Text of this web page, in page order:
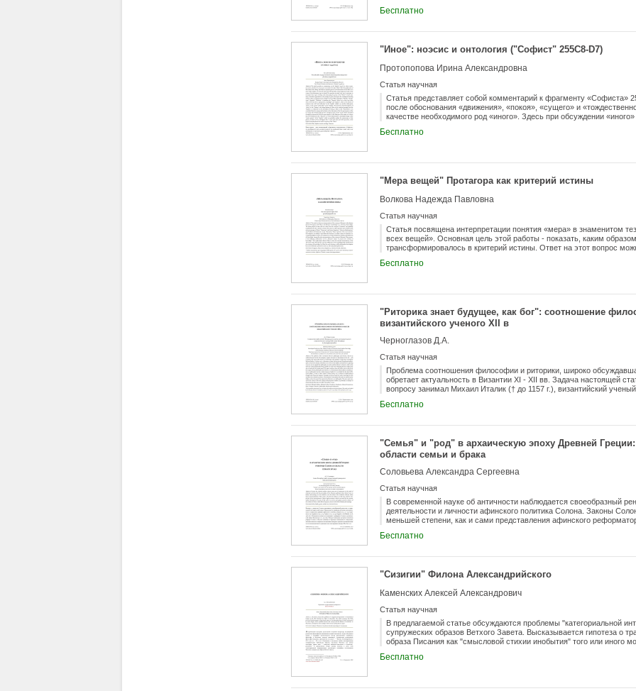
контексте античной философской литературы, задача которой -
философ. Прежде всего, это касается таких вопросов, как
дискуссий о классах душ, получивших развитие в последующем
Бесплатно
"Иное": ноэсис и онтология ("Софист" 255C8-D7)
Протопопова Ирина Александровна
Статья научная
Статья представляет собой комментарий к фрагменту «Софиста»
после обоснования «движения», «покоя», «сущего» и
качестве необходимого род «иного». Здесь при обсуждении
Ставится вопрос, зачем понадобилось вводить эти виды сущего
«Государств», «Филеб»). Обращение к диалогу «Тимей» позволяет
«Софисте» (266a8-с4), а третий род, «хора», с «природой иного»
подкрепляется описанием сущего как «иного» в «Пармениде».
ноэтического целого, описанного взаимодействием великой
что космическая душа в «Тимее» является «объемным»
«Софиста», чем и можно, вероятно, объяснить не нужное на первый
эйдосов τὰ αὐτὰ καθ' αὑτά и τὰ δὲ πρὸς ἄλλα в логическое
Бесплатно
"Мера вещей" Протагора как критерий истины
Волкова Надежда Павловна
Статья научная
Статья посвящена интерпретации понятия «мера» в знаменитом
всех вещей». Основная цель этой работы - показать, каким
трансформировалось в критерий истины. Ответ на этот вопрос
представляет так называемую «тайную доктрину» Протагора.
«мера» Платон предлагает следующую: «быть мерой» означает
однозначно интерпретируется как критерий познания. Если для
философским неологизмом, то в эллинистический период оно
философским термином.
Бесплатно
"Риторика знает будущее, как бог": соотношение
византийского ученого XII в
Черноглазов Д.А.
Статья научная
Проблема соотношения философии и риторики, широко
обретает актуальность в Византии XI - XII вв. Задача настоящей
вопросу занимал Михаил Италик († до 1157 г.), византийский
он утверждает, что философия бесполезна и намного уступает
благе. В докладе анализируются эти и другие тексты, в которых
вывод, что идеал Михаила Италика, как и других авторов той
риторического изящества. Приводятся примеры из его сочинений,
реализуется на практике. Этой позиции противоречит лишь одно
утверждает превосходство риторики над философией. Этот текст,
автора.
Бесплатно
"Семья" и "род" в архаическую эпоху Древней
области семьи и брака
Соловьева Александра Сергеевна
Статья научная
В современной науке об античности наблюдается своеобразный
деятельности и личности афинского политика Солона. Законы
меньшей степени, как и сами представления афинского
правовых положений, которую отмечали уже сами древние авторы.
вопросы в области семьи и брака.
Бесплатно
"Сизигии" Филона Александрийского
Каменских Алексей Александрович
Статья научная
В предлагаемой статье обсуждаются проблемы "категориальной
супружеских образов Ветхого Завета. Высказывается гипотеза о
образа Писания как "смысловой стихии инобытия" того или иного
Бесплатно